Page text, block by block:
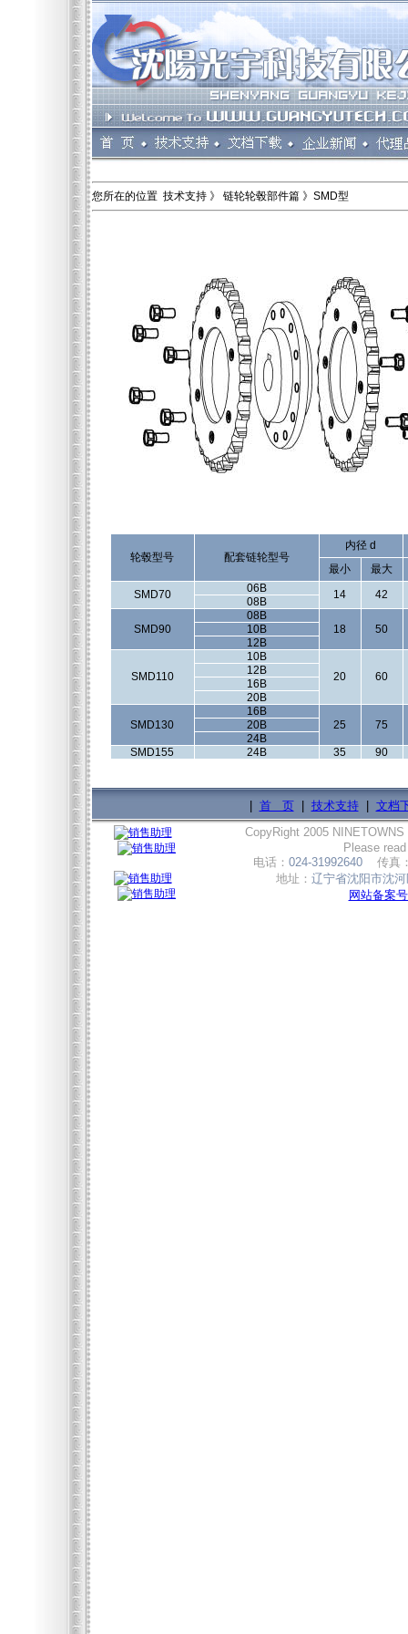
您所在的位置 技术支持 》 链轮轮毂部件篇 》SMD型
轮毂型号 配套链轮型号
内径 d
最小
最大
SMD70
06B 14 42
08B
SMD90
08B
18
50
10B
12B
SMD110
10B
20
60
12B
16B
20B
SMD130
16B
25
75
20B
24B
SMD155
24B 35 90
首 页| 技术支持| 文档
CopyRight 2005 NINETOWNS
Please
电话： 024-31992640 传真
地址： 辽宁省沈阳市沈
网站备案